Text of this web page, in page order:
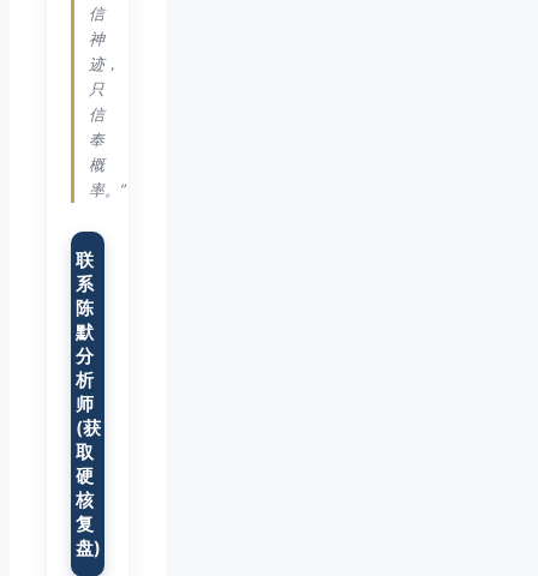
信
神
迹，
只
信
奉
概
率。”
联
系
陈
默
分
析
师
(获
取
硬
核
复
盘)